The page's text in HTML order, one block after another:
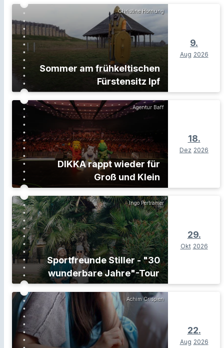
Christine Hornung
Sommer am frühkeltischen
Fürstensitz Ipf
9.
Aug 2026
Agentur Baff
DIKKA rappt wieder für
Groß und Klein
18.
Dez 2026
Ingo Pertramer
Sportfreunde Stiller - "30
wunderbare Jahre"-Tour
29.
Okt 2026
Achim Crispien
22.
Aug 2026